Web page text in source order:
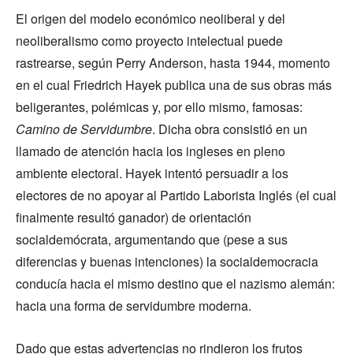
El origen del modelo económico neoliberal y del
neoliberalismo como proyecto intelectual puede
rastrearse, según Perry Anderson, hasta 1944, momento
en el cual Friedrich Hayek publica una de sus obras más
beligerantes, polémicas y, por ello mismo, famosas:
Camino de Servidumbre. Dicha obra consistió en un
llamado de atención hacia los ingleses en pleno
ambiente electoral. Hayek intentó persuadir a los
electores de no apoyar al Partido Laborista Inglés (el cual
finalmente resultó ganador) de orientación
socialdemócrata, argumentando que (pese a sus
diferencias y buenas intenciones) la socialdemocracia
conducía hacia el mismo destino que el nazismo alemán:
hacia una forma de servidumbre moderna.
Dado que estas advertencias no rindieron los frutos